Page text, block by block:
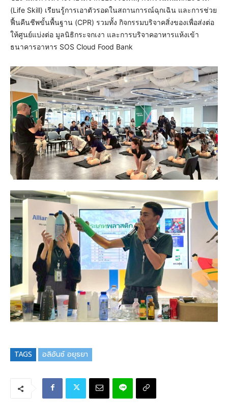
(Life Skill) เรียนรู้การเอาตัวรอดในสถานการณ์ฉุกเฉิน และการช่วย
ฟื้นคืนชีพขั้นพื้นฐาน (CPR) รวมทั้ง กิจกรรมบริจาคสิ่งของเพื่อส่งต่อ
ให้ศูนย์แบ่งต่อ มูลนิธิกระจกเงา และการบริจาคอาหารแห้งเข้า
ธนาคารอาหาร SOS Cloud Food Bank
TAGS อลิอันซ์ อยุธยา